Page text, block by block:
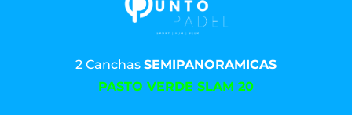
2 Canchas SEMIPANORAMICAS
PASTO VERDE SLAM 20